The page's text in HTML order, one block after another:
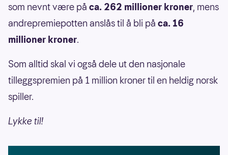
som nevnt være på ca. 262 millioner kroner, mens
andrepremiepotten anslås til å bli på ca. 16
millioner kroner.
Som alltid skal vi også dele ut den nasjonale
tilleggspremien på 1 million kroner til en heldig norsk
spiller.
Lykke til!